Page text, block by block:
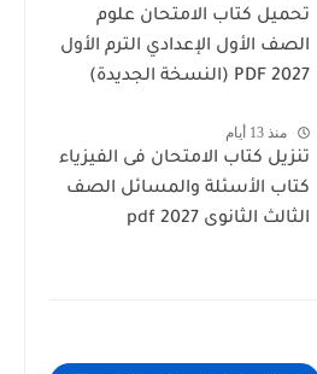
تحميل كتاب الامتحان علوم
الصف الأول الإعدادي الترم الأول
2027 PDF (النسخة الجديدة)
منذ 13 أيام
تنزيل كتاب الامتحان فى الفيزياء
كتاب الأسئلة والمسائل الصف
الثالث الثانوى 2027 pdf